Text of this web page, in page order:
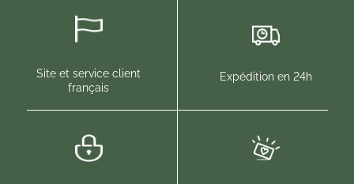
Site et service client
français
Expédition en 24h